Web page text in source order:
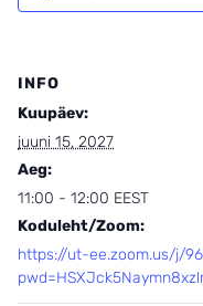
INFO
Kuupäev:
juuni 15, 2027
Aeg:
11:00 - 12:00 EEST
Koduleht/Zoom:
https://ut-ee.zoom.us/j/